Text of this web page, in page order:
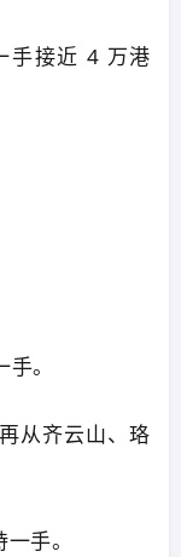
手接近 4 万港
。
从齐云山、珞
手。